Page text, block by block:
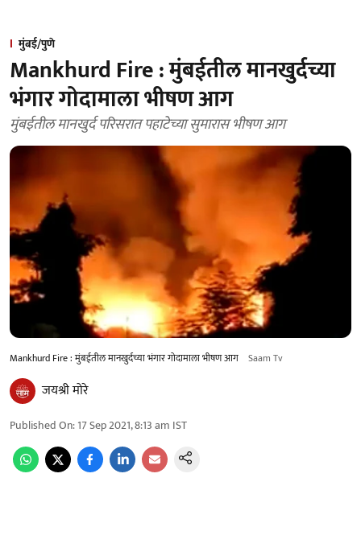
मुंबई/पुणे
Mankhurd Fire : मुंबईतील मानखुर्दच्या
भंगार गोदामाला भीषण आग
मुंबईतील मानखुर्द परिसरात पहाटेच्या सुमारास भीषण आग
Mankhurd Fire : मुंबईतील मानखुर्दच्या भंगार गोदामाला भीषण आग Saam Tv
जयश्री मोरे
Published On:17 Sep 2021, 8:13 am IST